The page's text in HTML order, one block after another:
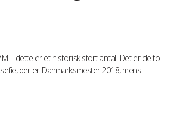
– dette er et historisk stort antal. Det er de to
der er Danmarksmester 2018, mens